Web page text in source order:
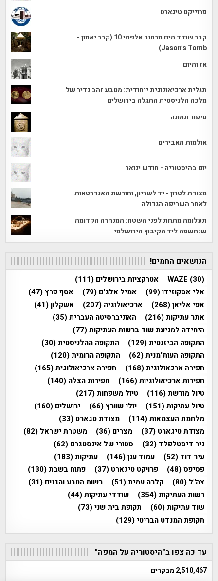
פרוייקט טיגארט
קבר שודד הים מרחוב אלפסי 10 (קבר יאסון -
Jason’s Tomb)
אז והיום
תגלית ארכיאולוגית ייחודית: מטבע זהב נדיר של
מלכה הלניסטית התגלה בירושלים
סיפור תמונה
אולמות האבירים
יום בהיסטוריה - חודש ינואר
מצודת לטרון - יד לשריון, וחורשת האנדרטאות
לאחר השריפה הגדולה
תעלומה מתחת לפני השטח: המנהרה הקדומה
שנחשפה ליד הקיבוץ הירושלמי
הנושאים החמים!
WAZE (30) אטרקציות בירושלים (111)
אלי אסקוזידו(99) אמיל אלג'ם (79) אסף פרץ(47)
אפי אליאן(268) ארכיאולוגיה (207) אשקלון(41)
אתר עתיקות(216) האוניברסיטה העברית(35)
היחידה למניעת שוד ברשות העתיקות(77)
התקופה הביזנטית(129) התקופה ההלניסטית(30)
התקופה העות'מנית(62) התקופה הרומית(120)
חפירה ארכאולוגית(168) חפירה ארכיאולוגית(165)
חפירות ארכיאולוגיות(166) חפירות הצלה (140)
טיול מורשת(116) טיול משפחות(217)
טיול עתיקות(151) יולי שוורץ(66) ירושלים (160)
מלחמת העצמאות(114) מצודת טגארט (33)
מצודת טיגארט (37) מצרים (36) משטרת ישראל (82)
ניר דיסטלפלד (32) סטורי של אינסטגרם (62)
עיר דוד (52) עמוד ענן(146) עתיקות(183)
פסיפס(48) פרויקט טיגארט (37) פתוח בשבת(130)
צה"ל (80) קלרה עמית(51) רשות הטבע והגנים (31)
רשות העתיקות(354) שודדי עתיקות(44)
שוד עתיקות(60) תקופת בית שני(73)
תקופת המנדט הבריטי(129)
עד כה צפו ב"היסטוריה על המפה"
2,510,467 מבקרים